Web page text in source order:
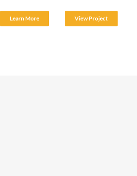
Learn More View Project